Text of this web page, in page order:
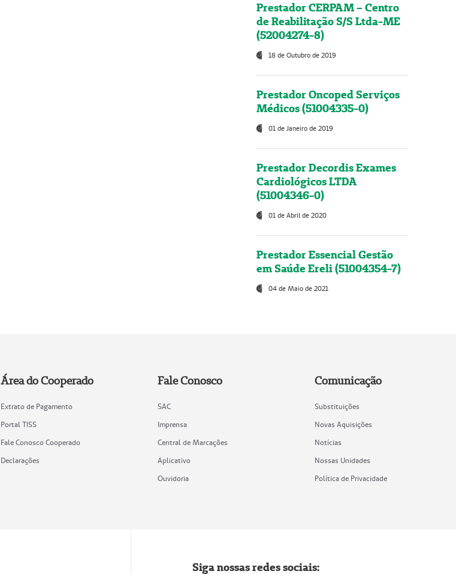
Prestador CERPAM – Centro
de Reabilitação S/S Ltda-ME
(52004274-8)
18 de Outubro de 2019
Prestador Oncoped Serviços
Médicos (51004335-0)
01 de Janeiro de 2019
Prestador Decordis Exames
Cardiológicos LTDA
(51004346-0)
01 de Abril de 2020
Prestador Essencial Gestão
em Saúde Ereli (51004354-7)
04 de Maio de 2021
Área do Cooperado
Extrato de Pagamento
Portal TISS
Fale Conosco Cooperado
Declarações
Fale Conosco
SAC
Imprensa
Central de Marcações
Aplicativo
Ouvidoria
Comunicação
Substituições
Novas Aquisições
Notícias
Nossas Unidades
Política de Privacidade
Siga nossas redes sociais: